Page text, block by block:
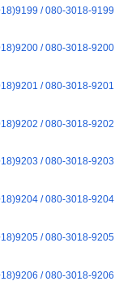
/ 080-3018-9199
/ 080-3018-9200
/ 080-3018-9201
/ 080-3018-9202
/ 080-3018-9203
/ 080-3018-9204
/ 080-3018-9205
/ 080-3018-9206